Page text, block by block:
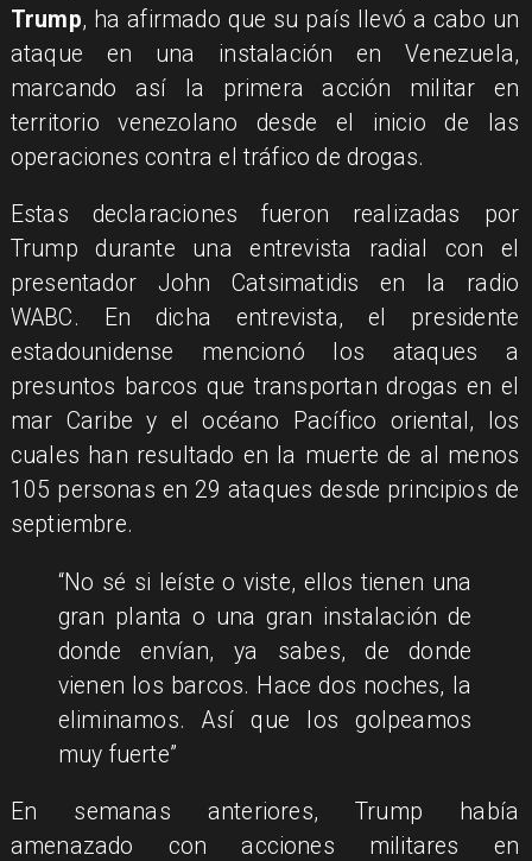
Trump, ha afirmado que su país llevó a cabo un
ataque en una instalación en Venezuela,
marcando así la primera acción militar en
territorio venezolano desde el inicio de las
operaciones contra el tráfico de drogas.
Estas declaraciones fueron realizadas por
Trump durante una entrevista radial con el
presentador John Catsimatidis en la radio
WABC. En dicha entrevista, el presidente
estadounidense mencionó los ataques a
presuntos barcos que transportan drogas en el
mar Caribe y el océano Pacífico oriental, los
cuales han resultado en la muerte de al menos
105 personas en 29 ataques desde principios de
septiembre.
“No sé si leíste o viste, ellos tienen una
gran planta o una gran instalación de
donde envían, ya sabes, de donde
vienen los barcos. Hace dos noches, la
eliminamos. Así que los golpeamos
muy fuerte”
En semanas anteriores, Trump había
amenazado con acciones militares en